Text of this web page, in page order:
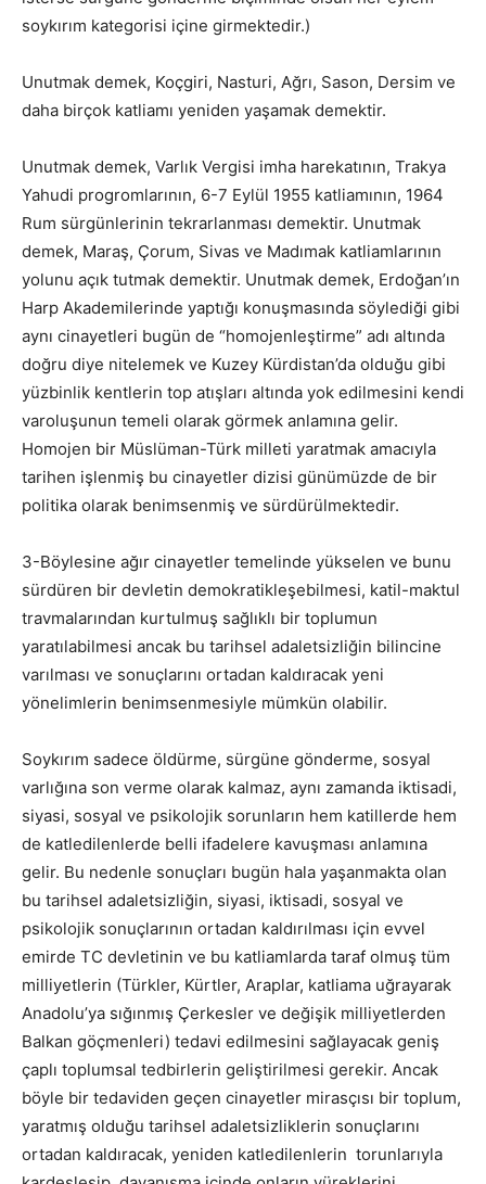
soykırım kategorisi içine girmektedir.)
Unutmak demek, Koçgiri, Nasturi, Ağrı, Sason, Dersim ve
daha birçok katliamı yeniden yaşamak demektir.
Unutmak demek, Varlık Vergisi imha harekatının, Trakya
Yahudi progromlarının, 6-7 Eylül 1955 katliamının, 1964
Rum sürgünlerinin tekrarlanması demektir. Unutmak
demek, Maraş, Çorum, Sivas ve Madımak katliamlarının
yolunu açık tutmak demektir. Unutmak demek, Erdoğan’ın
Harp Akademilerinde yaptığı konuşmasında söylediği gibi
aynı cinayetleri bugün de “homojenleştirme” adı altında
doğru diye nitelemek ve Kuzey Kürdistan’da olduğu gibi
yüzbinlik kentlerin top atışları altında yok edilmesini kendi
varoluşunun temeli olarak görmek anlamına gelir.
Homojen bir Müslüman-Türk milleti yaratmak amacıyla
tarihen işlenmiş bu cinayetler dizisi günümüzde de bir
politika olarak benimsenmiş ve sürdürülmektedir.
3-Böylesine ağır cinayetler temelinde yükselen ve bunu
sürdüren bir devletin demokratikleşebilmesi, katil-maktul
travmalarından kurtulmuş sağlıklı bir toplumun
yaratılabilmesi ancak bu tarihsel adaletsizliğin bilincine
varılması ve sonuçlarını ortadan kaldıracak yeni
yönelimlerin benimsenmesiyle mümkün olabilir.
Soykırım sadece öldürme, sürgüne gönderme, sosyal
varlığına son verme olarak kalmaz, aynı zamanda iktisadi,
siyasi, sosyal ve psikolojik sorunların hem katillerde hem
de katledilenlerde belli ifadelere kavuşması anlamına
gelir. Bu nedenle sonuçları bugün hala yaşanmakta olan
bu tarihsel adaletsizliğin, siyasi, iktisadi, sosyal ve
psikolojik sonuçlarının ortadan kaldırılması için evvel
emirde TC devletinin ve bu katliamlarda taraf olmuş tüm
milliyetlerin (Türkler, Kürtler, Araplar, katliama uğrayarak
Anadolu’ya sığınmış Çerkesler ve değişik milliyetlerden
Balkan göçmenleri) tedavi edilmesini sağlayacak geniş
çaplı toplumsal tedbirlerin geliştirilmesi gerekir. Ancak
böyle bir tedaviden geçen cinayetler mirasçısı bir toplum,
yaratmış olduğu tarihsel adaletsizliklerin sonuçlarını
ortadan kaldıracak, yeniden katledilenlerin torunlarıyla